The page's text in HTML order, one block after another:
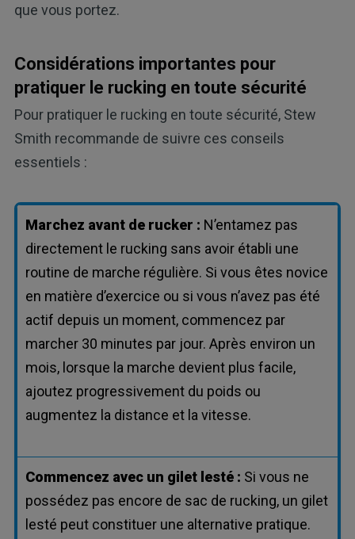
que vous portez.
Considérations importantes pour
pratiquer le rucking en toute sécurité
Pour pratiquer le rucking en toute sécurité, Stew
Smith recommande de suivre ces conseils
essentiels :
Marchez avant de rucker : N’entamez pas
directement le rucking sans avoir établi une
routine de marche régulière. Si vous êtes novice
en matière d’exercice ou si vous n’avez pas été
actif depuis un moment, commencez par
marcher 30 minutes par jour. Après environ un
mois, lorsque la marche devient plus facile,
ajoutez progressivement du poids ou
augmentez la distance et la vitesse.
Commencez avec un gilet lesté : Si vous ne
possédez pas encore de sac de rucking, un gilet
lesté peut constituer une alternative pratique.